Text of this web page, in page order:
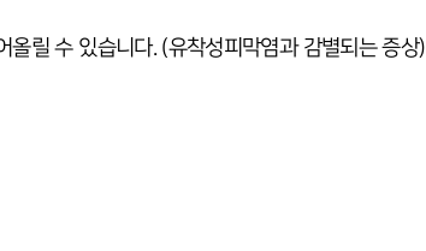
릴 수 있습니다. (유착성피막염과 감별되는 증상)